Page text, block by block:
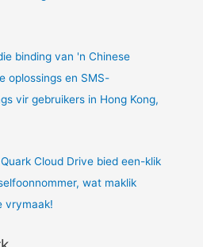
binding van 'n Chinese
oplossings en SMS-
vir gebruikers in Hong Kong,
Cloud Drive bied een-klik
wat maklik
vrymaak!